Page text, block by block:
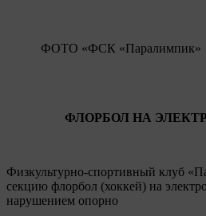
ФОТО «ФСК «Паралимпик»
ФЛОРБОЛ НА
Физкультурно-спортивный клуб
секцию флорбол (хоккей) на
нарушением опорно